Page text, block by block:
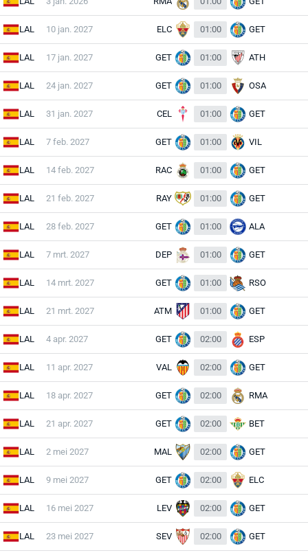
LAL 10 jan. 2027 ELC 01:00 GET
LAL 17 jan. 2027 GET 01:00 ATH
LAL 24 jan. 2027 GET 01:00 OSA
LAL 31 jan. 2027 CEL 01:00 GET
LAL 7 feb. 2027 GET 01:00 VIL
LAL 14 feb. 2027 RAC 01:00 GET
LAL 21 feb. 2027 RAY 01:00 GET
LAL 28 feb. 2027 GET 01:00 ALA
LAL 7 mrt. 2027 DEP 01:00 GET
LAL 14 mrt. 2027 GET 01:00 RSO
LAL 21 mrt. 2027 ATM 01:00 GET
LAL 4 apr. 2027 GET 02:00 ESP
LAL 11 apr. 2027 VAL 02:00 GET
LAL 18 apr. 2027 GET 02:00 RMA
LAL 21 apr. 2027 GET 02:00 BET
LAL 2 mei 2027 MAL 02:00 GET
LAL 9 mei 2027 GET 02:00 ELC
LAL 16 mei 2027 LEV 02:00 GET
LAL 23 mei 2027 SEV 02:00 GET